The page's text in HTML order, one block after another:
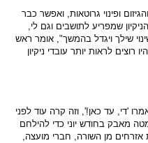
ופינוי גרוטאות, ואפשר כבר
שמפריע לתושבים וגם לי,
שילך ויגדל בהמשך", אומר ראש
לראות יותר עובדי ניקיון
עד כאן!', וזה קרה עוד לפני
בחודש יוני כדי להילחם
מן השורה, חברי מועצה,